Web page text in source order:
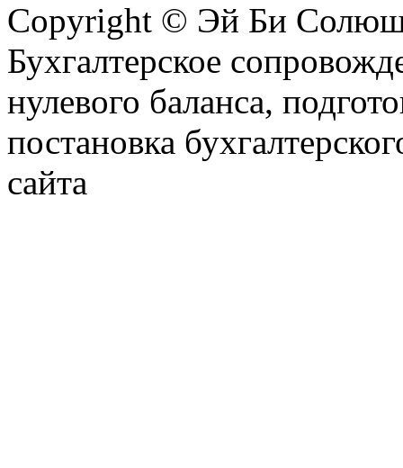
Copyright © Эй Би
Бухгалтерское
нулевого баланса,
постановка
сайта